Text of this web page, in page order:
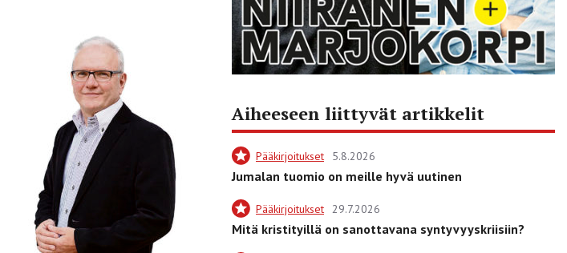
Aiheeseen liittyvät artikkelit
Pääkirjoitukset 5.8.2026
Jumalan tuomio on meille hyvä uutinen
Pääkirjoitukset 29.7.2026
Mitä kristityillä on sanottavana syntyvyyskriisiin?